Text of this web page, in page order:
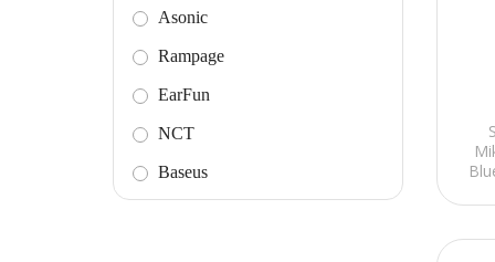
Asonic
Rampage
EarFun
NCT
Baseus